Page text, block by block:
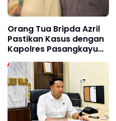
Orang Tua Bripda Azril
Pastikan Kasus dengan
Kapolres Pasangkayu
Berakhir Damai